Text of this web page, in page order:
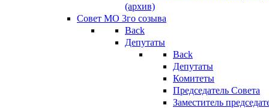
(архив)
Совет МО 3го созыва
Back
Депутаты
Back
Депутаты
Комитеты
Председатель Совета
Заместитель